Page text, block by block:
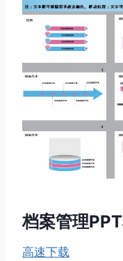
档案管理
高速下载